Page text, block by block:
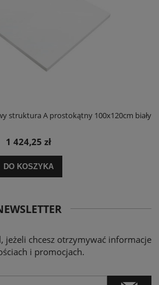
struktura A prostokątny 100x120cm biały
1 424,25 zł
DO KOSZYKA
jeżeli chcesz otrzymywać informacje
i promocjach.